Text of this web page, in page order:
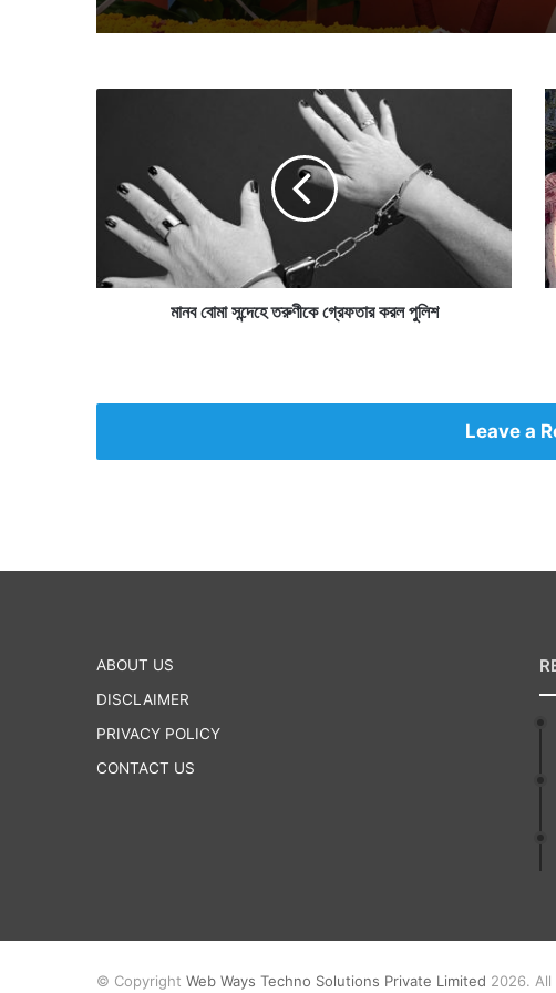
ত
ফ
মানব বোমা সন্দেহে তরুণীকে গ্রেফতার করল পুলিশ
চো
খে
র
জ
লে
,
গা
ন
ম
র্যা
বী
Leave a
ABOUT US
DISCLAIMER
PRIVACY POLICY
CONTACT US
© Copyright Web Ways Techno Solutions Private Limited 2026.